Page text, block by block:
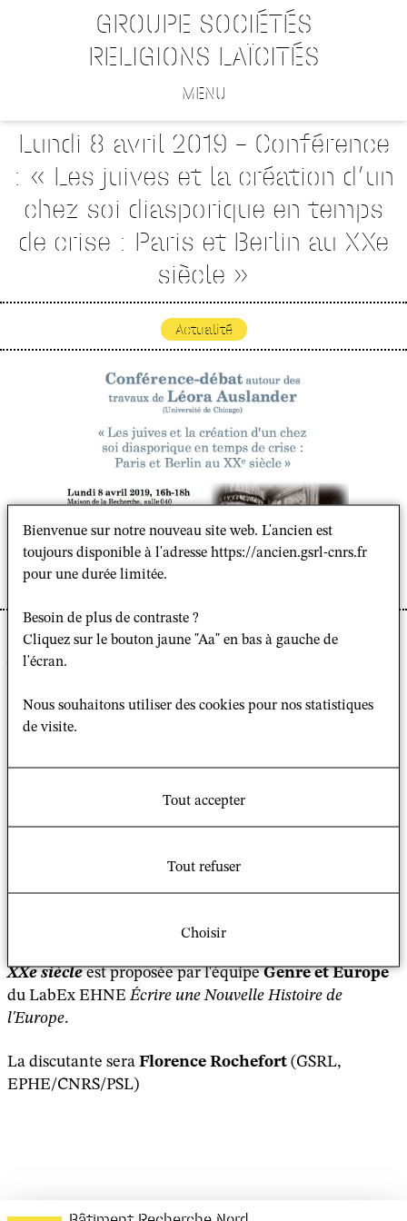
GROUPE SOCIÉTÉS
RELIGIONS LAÏCITÉS
MENU
Lundi 8 avril 2019 – Conférence
: « Les juives et la création d’un
chez soi diasporique en temps
de crise : Paris et Berlin au XXe
siècle »
Actualité
Les juives et la création d'un chez soi diasporique en
Lundi 8 avril 2019, 16h-18h
Maison de la Recherche, salle 040, 28 rue Serpente,
Une conférence-débat autour des travaux de
Les juives et la création d'un chez soi
XXe siècleest proposée par l'équipeGenre et Europe
du LabEx EHNEÉcrire une Nouvelle Histoire de
l'Europe.
La discutante sera Florence Rochefort (GSRL,
EPHE/CNRS/PSL)
Bienvenue sur notre nouveau site web. L'ancien est
toujours disponible à l'adresse https://ancien.gsrl-cnrs.fr
pour une durée limitée.
Besoin de plus de contraste ?
Cliquez sur le bouton jaune "Aa" en bas à gauche de
l'écran.
Nous souhaitons utiliser des cookies pour nos statistiques
de visite.
Tout accepter
Tout refuser
Choisir